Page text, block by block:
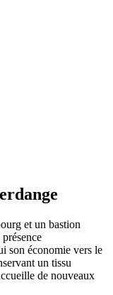
et un bastion
son économie vers le
un tissu
de nouveaux